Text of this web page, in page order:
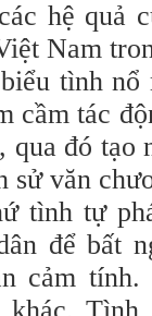
hệ quả
Nam
tình
cầm tác
đó tạo
sử văn
tình tự
để bất
cảm